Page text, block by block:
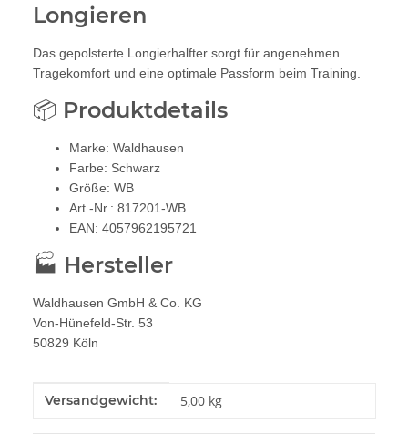
Longieren
Das gepolsterte Longierhalfter sorgt für angenehmen
Tragekomfort und eine optimale Passform beim Training.
📦 Produktdetails
Marke: Waldhausen
Farbe: Schwarz
Größe: WB
Art.-Nr.: 817201-WB
EAN: 4057962195721
🏭 Hersteller
Waldhausen GmbH & Co. KG
Von-Hünefeld-Str. 53
50829 Köln
Produkteigenschaft
Wert
Versandgewicht: 5,00 kg